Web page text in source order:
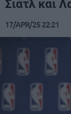
Σιάτλ και
17/APR/25 22:21